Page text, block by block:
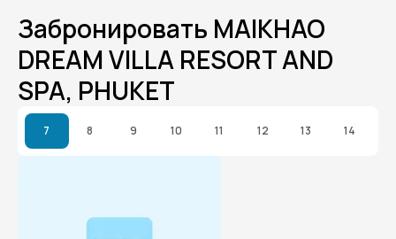
Забронировать MAIKHAO
DREAM VILLA RESORT AND
SPA, PHUKET
7 8 9 10 11 12 13 14